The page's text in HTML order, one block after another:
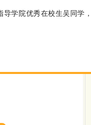
导学院优秀在校生吴同学